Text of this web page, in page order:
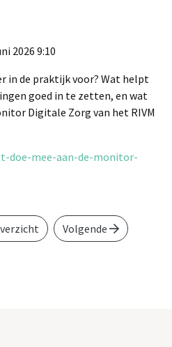
2026 9:10
in de praktijk voor? Wat helpt
goed in te zetten, en wat
Digitale Zorg van het RIVM
doe-mee-aan-de-monitor-
Volgende